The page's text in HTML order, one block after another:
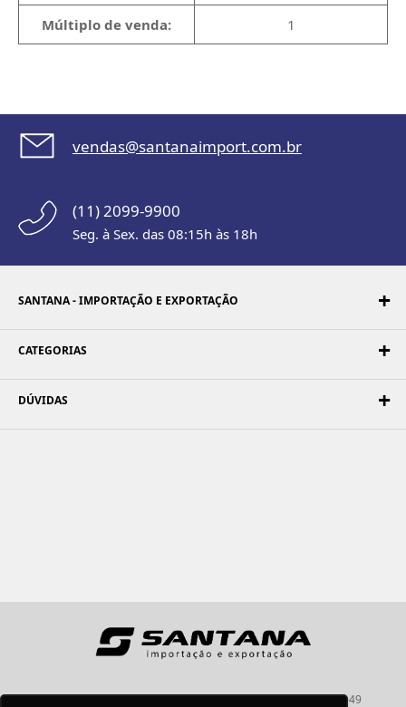
Múltiplo de venda: 1
vendas@santanaimport.com.br
(11) 2099-9900
Seg. à Sex. das 08:15h às 18h
SANTANA - IMPORTAÇÃO E EXPORTAÇÃO
CATEGORIAS
DÚVIDAS
Santana - Importação e Exportação - CNPJ:57.464.653/0001-49